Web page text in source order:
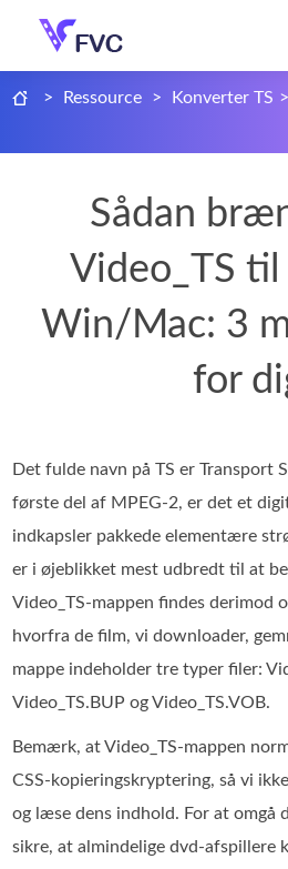
> Ressource > Konverter TS >
Sådan
Video_TS
Win/Mac: 3
for
Det fulde navn på TS er Transport
første del af MPEG-2, er det et
indkapsler pakkede elementære
er i øjeblikket mest udbredt til at
Video_TS-mappen findes derimod
hvorfra de film, vi downloader,
mappe indeholder tre typer filer:
Video_TS.BUP og Video_TS.VOB.
Bemærk, at Video_TS-mappen
CSS‑kopieringskryptering, så vi
og læse dens indhold. For at omgå
sikre, at almindelige dvd‑afspillere